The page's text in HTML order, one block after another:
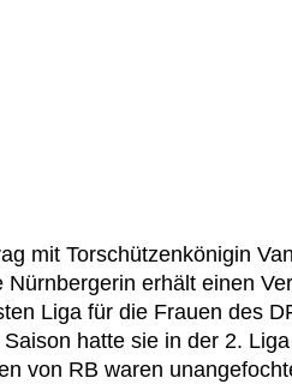
mit Torschützenkönigin
erhält einen
Liga für die Frauen des
hatte sie in der 2.
von RB waren